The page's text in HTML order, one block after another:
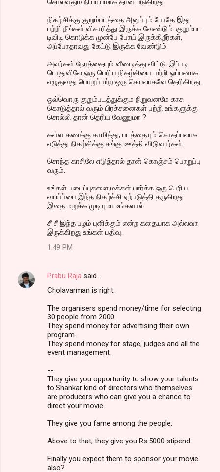
நிகழ்சிக்கு குறும்படத்தை அனுப்பும் போதே இது
பற்றி நீங்கள் விசாரித்து இருக்க வேண்டும். குறும்பட
டிவிடி கொடுக்க முன்பே போய் இருக்கிறீர்கள்,
அப்போதாவது கேட்டு இருக்க வேண்டும்.
அவர்கள் நேரத்தையும் வீணடித்து விட்டு. இப்படி
பொதுவிலே ஒரு பெரிய நிகழ்சியை பற்றி ஓப்பனாக
எழுதுவது பொறுப்பற்ற ஒரு செயலாகவே தெரிகிறது.
ஒவ்வொரு குறும்படத்துக்கும நிறுவனமே காசு
கொடுத்தால் வரும் பிரச்சனைகள் பற்றி உங்களுக்கு
சொல்லி தான் தெரிய வேணுமா ?
கள்ள கணக்கு காமித்து, படத்தையும் சொதப்பலாக
எடுத்து நிகழ்சிக்கு சங்கு ஊத்தி விடுவார்கள்.
சொந்த காசிலே எடுத்தால் தான் கொஞ்சம் பொறுப்பு
வரும்.
உங்கள் படைப்புகளை மக்கள் பார்க்க ஒரு பெரிய
வாய்ப்பை இந்த நிகழ்ச்சி ஏற்படுத்தி தருகிறது
இதை மறுக்க முடியுமா உங்களால்.
சீ சீ இந்த பழம் புளிக்கும் என்ற கதையாக அல்லவா
இருக்கிறது உங்கள் பதிவு.
1:49 PM
Prabu Raja said…
Cholavarman is right.
The organisers spend money/time for selecting
30 people from 2000.
They spend money for advertising their own
program.
They spend money for stage, judges and all the
event management.
--
They give you opportunity to show your talents
to Shankar kind of directors who themselves
are producers who can give you a chance to
direct your movie.
They give you fame among the people.
Above to that, they give you Rs.5000 stipend.
Finally you expect them to sponsor your movie
also?